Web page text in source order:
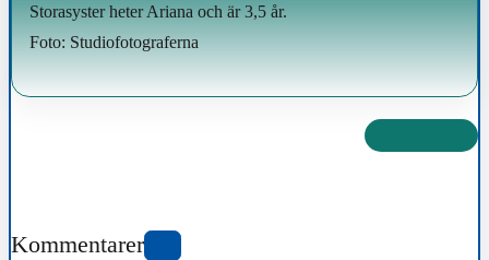
Storasyster heter Ariana och är 3,5 år.
Foto: Studiofotograferna
Kommentarer